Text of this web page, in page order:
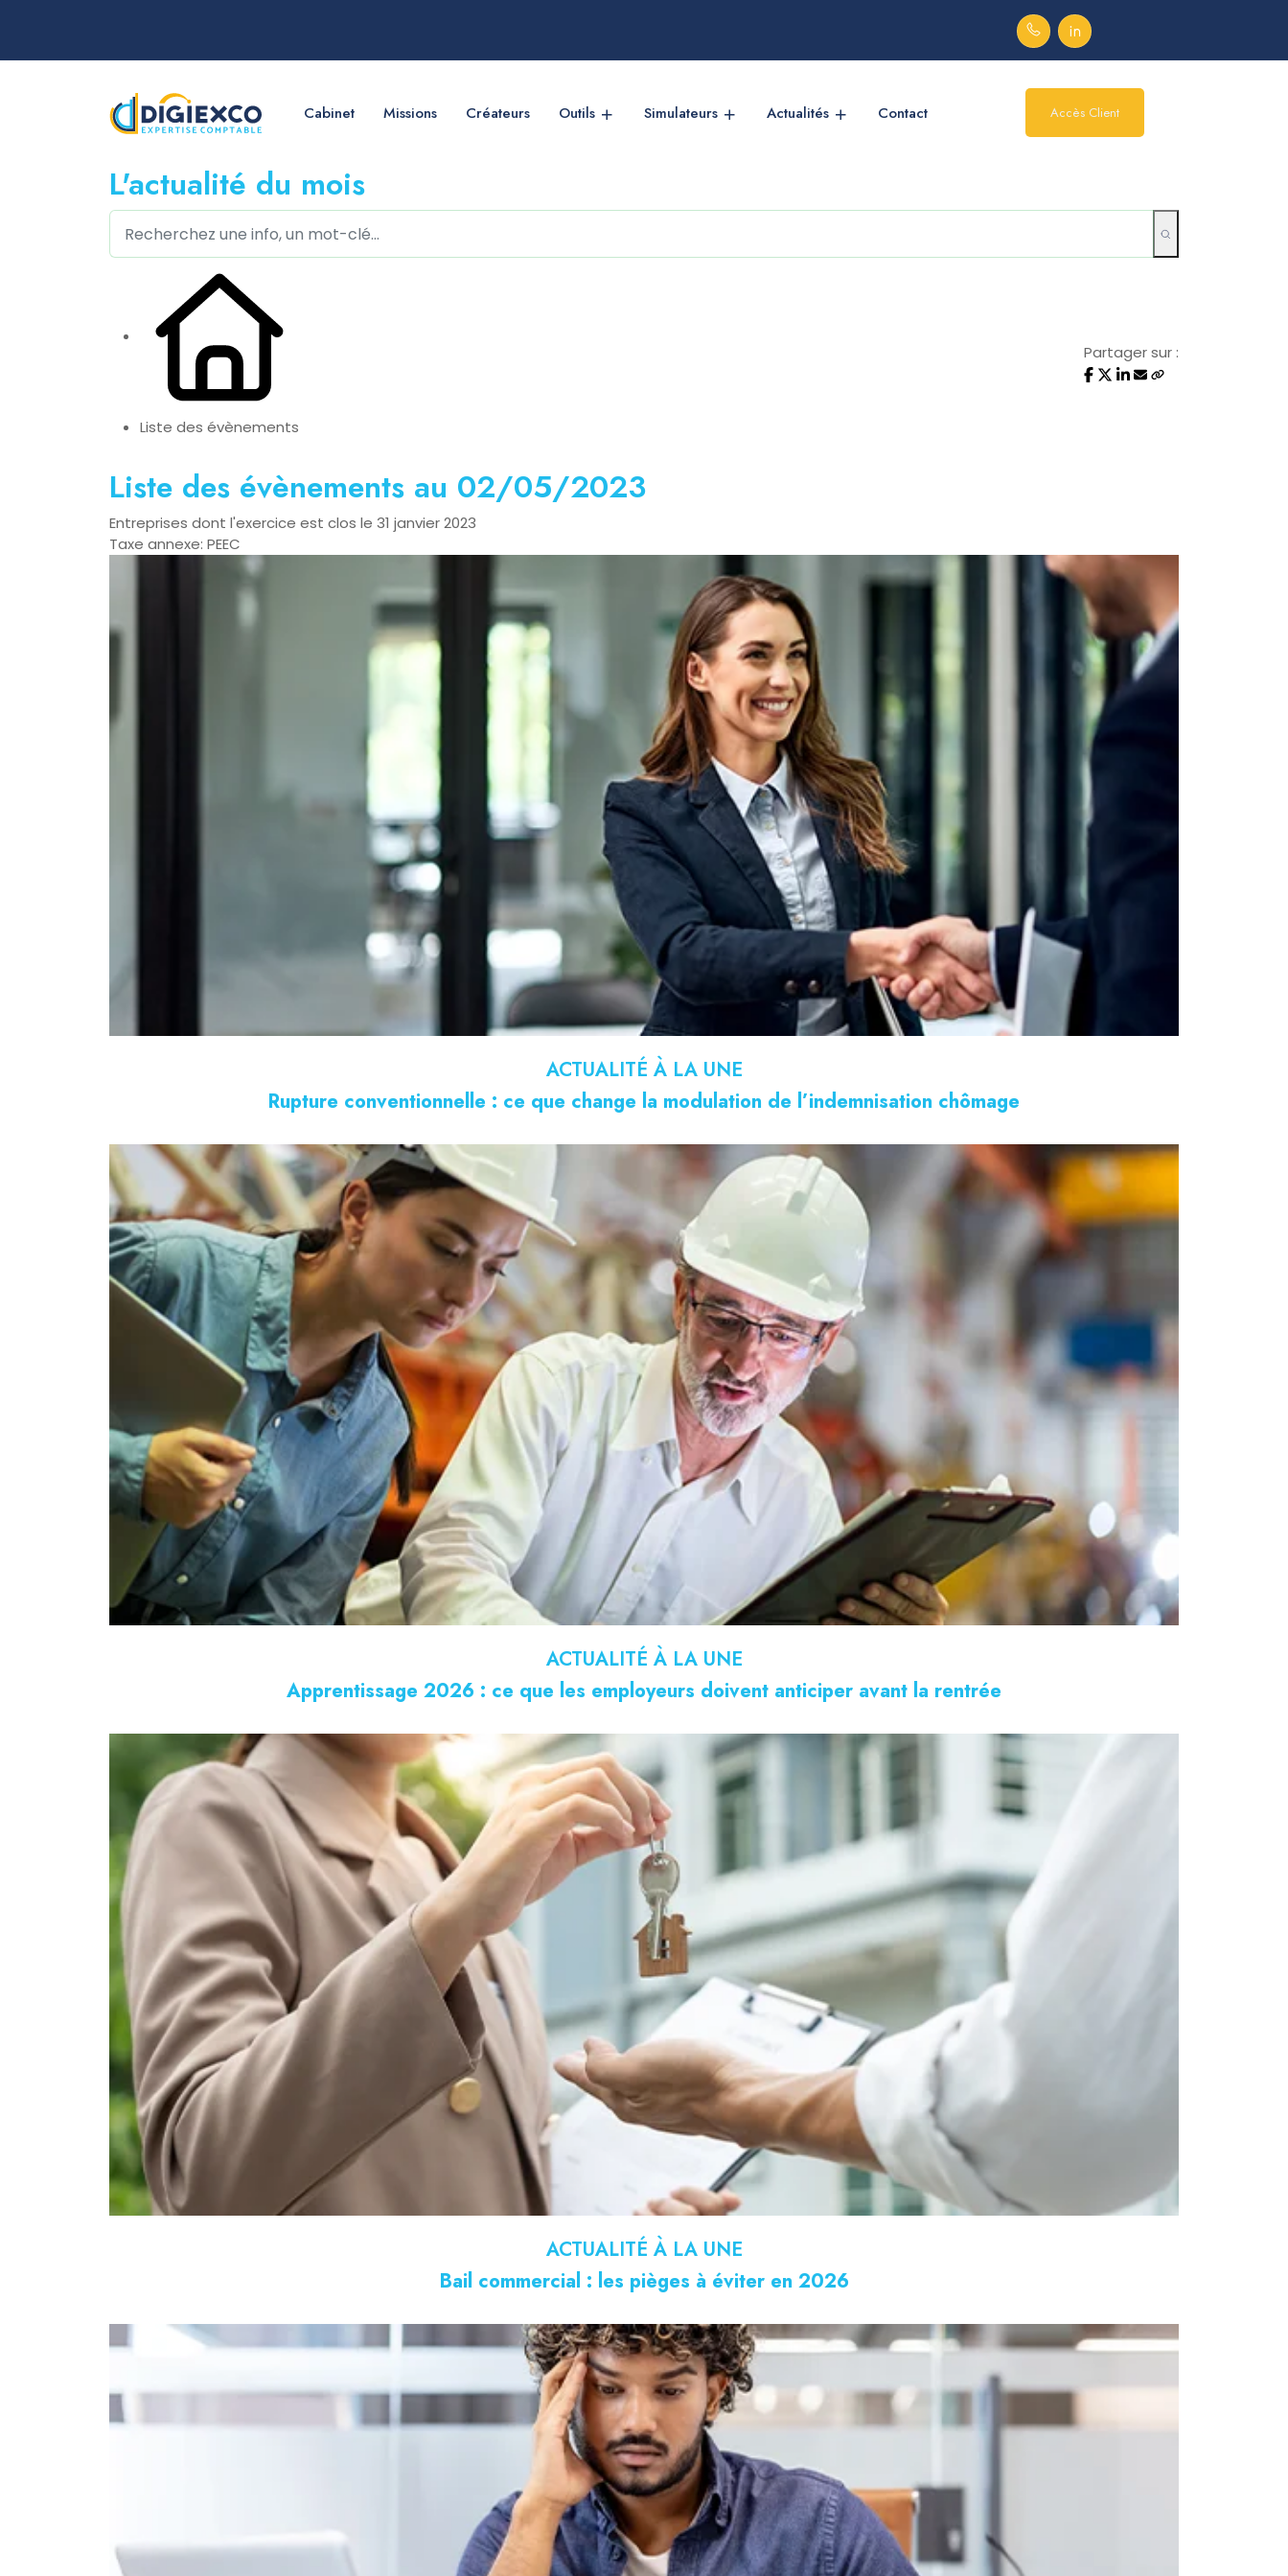
Cabinet Missions Créateurs Outils Simulateurs Actualités Contact Accès Client
L'actualité du mois
Liste des évènements
Partager sur :
Liste des évènements au 02/05/2023
Entreprises dont l'exercice est clos le 31 janvier 2023
Taxe annexe: PEEC
ACTUALITÉ À LA UNE
Rupture conventionnelle : ce que change la modulation de l’indemnisation chômage
ACTUALITÉ À LA UNE
Apprentissage 2026 : ce que les employeurs doivent anticiper avant la rentrée
ACTUALITÉ À LA UNE
Bail commercial : les pièges à éviter en 2026